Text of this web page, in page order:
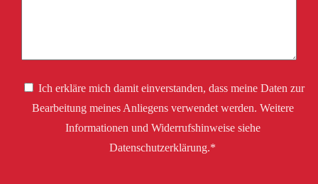
Ich erkläre mich damit einverstanden, dass meine Daten zur
Bearbeitung meines Anliegens verwendet werden. Weitere
Informationen und Widerrufshinweise siehe
Datenschutzerklärung.*